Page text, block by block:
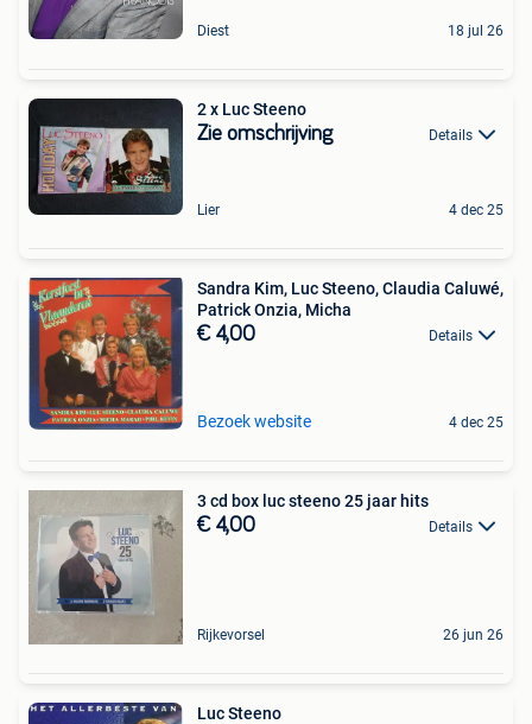
Diest 18 jul 26
2 x Luc Steeno
Zie omschrijving Details
Lier 4 dec 25
Sandra Kim, Luc Steeno, Claudia Caluwé,
Patrick Onzia, Micha
€ 4,00 Details
Bezoek website 4 dec 25
3 cd box luc steeno 25 jaar hits
€ 4,00 Details
Rijkevorsel 26 jun 26
Luc Steeno